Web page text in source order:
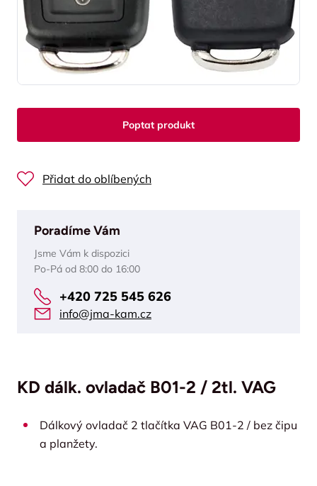
Poptat produkt
Přidat do oblíbených
Poradíme Vám
Jsme Vám k dispozici
Po-Pá od 8:00 do 16:00
+420 725 545 626
info@jma-kam.cz
KD dálk. ovladač B01-2 / 2tl. VAG
Dálkový ovladač 2 tlačítka VAG B01-2 / bez čipu
a planžety.